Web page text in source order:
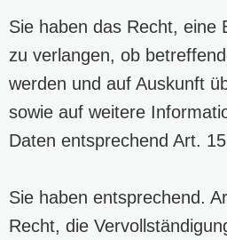
Sie haben das Recht, eine
zu verlangen, ob
werden und auf Auskunft
sowie auf weitere
Daten entsprechend Art.
Sie haben entsprechend.
Recht, die